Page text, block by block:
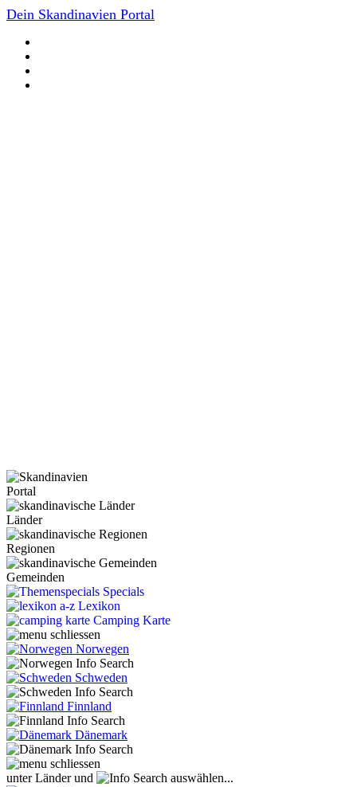
Dein Skandinavien Portal
Portal
Länder
Regionen
Gemeinden
Specials
Lexikon
Camping Karte
Norwegen
Schweden
Finnland
Dänemark
unter Länder und auswählen...